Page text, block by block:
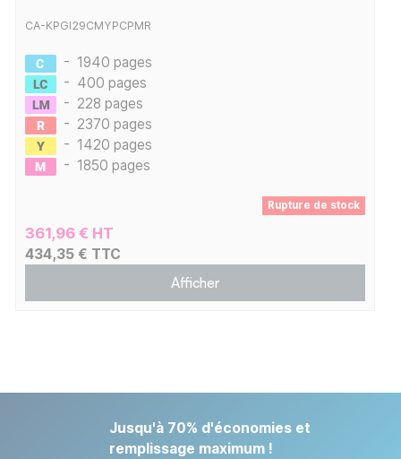
CA-KPGI29CMYPCPMR
- 1940 pages
- 400 pages
- 228 pages
- 2370 pages
- 1420 pages
- 1850 pages
Rupture de stock
361,96 € HT
434,35 € TTC
Afficher
Jusqu'à 70% d'économies et
remplissage maximum !